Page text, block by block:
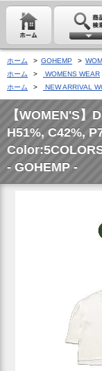
ホーム > GOHEMP >
ホーム
> WOMENS WEAR
ホーム
> NEW ARRIVAL
【WOMEN'S】
H51%, C42%,
- GOHEMP -